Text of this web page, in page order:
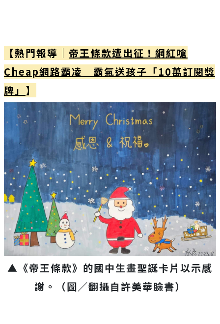
【熱門報導｜ 帝王條款遭出征！網紅嗆
Cheap網路霸凌 霸氣送孩子「10萬訂閱獎
牌」 】
▲《帝王條款》的國中生畫聖誕卡片以示感
謝。（圖／翻攝自許美華臉書）